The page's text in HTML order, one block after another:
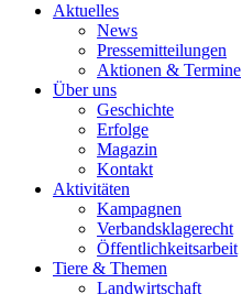
Aktuelles
News
Pressemitteilungen
Aktionen & Termine
Über uns
Geschichte
Erfolge
Magazin
Kontakt
Aktivitäten
Kampagnen
Verbandsklagerecht
Öffentlichkeitsarbeit
Tiere & Themen
Landwirtschaft